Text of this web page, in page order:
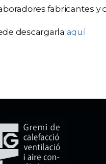
fabricantes y
descargarla aquí